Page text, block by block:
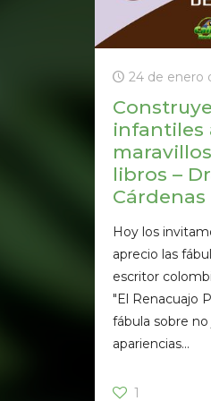
24 de enero
infantiles
libros –
Cárdenas
Hoy los
aprecio las
escritor
"El Renacuajo
fábula sobre
apariencias...
1